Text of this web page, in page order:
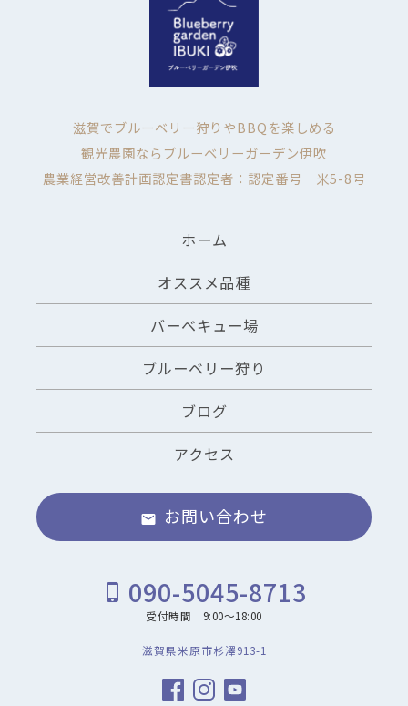
滋賀でブルーベリー狩りやBBQを楽しめる
観光農園ならブルーベリーガーデン伊吹
農業経営改善計画認定書認定者：認定番号 米5-8号
ホーム
オススメ品種
バーベキュー場
ブルーベリー狩り
ブログ
アクセス
email お問い合わせ
phone_iphone 090-5045-8713
受付時間 9:00～18:00
滋賀県米原市杉澤913-1